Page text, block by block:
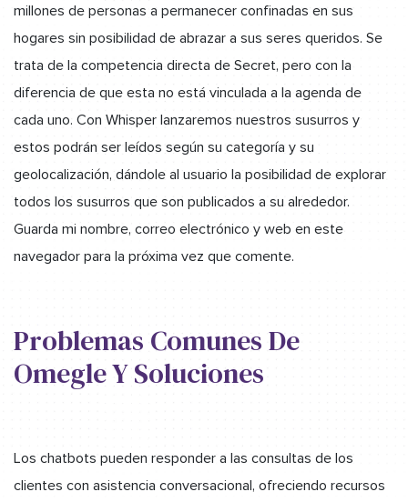
millones de personas a permanecer confinadas en sus
hogares sin posibilidad de abrazar a sus seres queridos. Se
trata de la competencia directa de Secret, pero con la
diferencia de que esta no está vinculada a la agenda de
cada uno. Con Whisper lanzaremos nuestros susurros y
estos podrán ser leídos según su categoría y su
geolocalización, dándole al usuario la posibilidad de explorar
todos los susurros que son publicados a su alrededor.
Guarda mi nombre, correo electrónico y web en este
navegador para la próxima vez que comente.
Problemas Comunes De
Omegle Y Soluciones
Los chatbots pueden responder a las consultas de los
clientes con asistencia conversacional, ofreciendo recursos